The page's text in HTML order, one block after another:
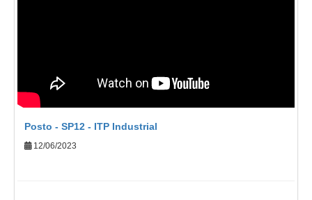
Posto - SP12 - ITP Industrial
12/06/2023